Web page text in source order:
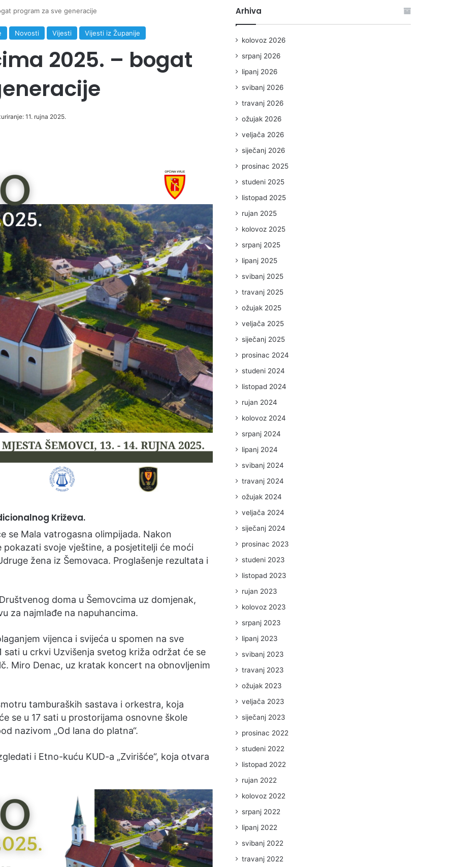
program za sve generacije
Novosti Vijesti Vijesti iz Županije
2025. – bogat
11. rujna 2025.
Križeva.
se Mala vatrogasna olimpijada. Nakon
svoje vještine, a posjetitelji će moći
žena iz Šemovaca. Proglašenje rezultata i
doma u Šemovcima uz domjenak,
za najmlađe na napuhancima.
vijenca i svijeća u spomen na sve
sati u crkvi Uzvišenja svetog križa održat će se
Miro Denac, uz kratak koncert na obnovljenim
tamburaških sastava i orkestra, koja
se u 17 sati u prostorijama osnovne škole
nazivom „Od lana do platna“.
i Etno-kuću KUD-a „Zvirišće“, koja otvara
Arhiva
kolovoz 2026
srpanj 2026
lipanj 2026
svibanj 2026
travanj 2026
ožujak 2026
veljača 2026
siječanj 2026
prosinac 2025
studeni 2025
listopad 2025
rujan 2025
kolovoz 2025
srpanj 2025
lipanj 2025
svibanj 2025
travanj 2025
ožujak 2025
veljača 2025
siječanj 2025
prosinac 2024
studeni 2024
listopad 2024
rujan 2024
kolovoz 2024
srpanj 2024
lipanj 2024
svibanj 2024
travanj 2024
ožujak 2024
veljača 2024
siječanj 2024
prosinac 2023
studeni 2023
listopad 2023
rujan 2023
kolovoz 2023
srpanj 2023
lipanj 2023
svibanj 2023
travanj 2023
ožujak 2023
veljača 2023
siječanj 2023
prosinac 2022
studeni 2022
listopad 2022
rujan 2022
kolovoz 2022
srpanj 2022
lipanj 2022
svibanj 2022
travanj 2022